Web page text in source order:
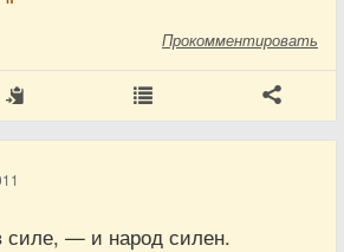
Прокомментировать
силе, — и народ силен.